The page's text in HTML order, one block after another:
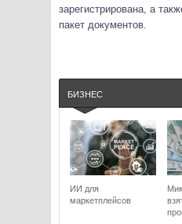
зарегистрирована, а
пакет документов.
БИЗНЕС
ИИ для
маркетплейсов